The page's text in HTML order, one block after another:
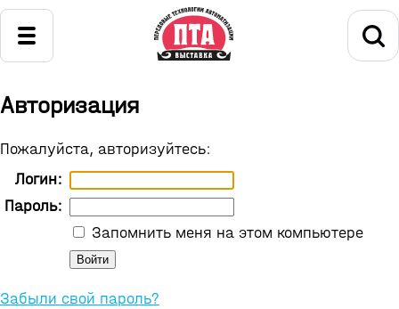
Авторизация
Пожалуйста, авторизуйтесь:
Логин:
Пароль:
Запомнить меня на этом компьютере
Забыли свой пароль?